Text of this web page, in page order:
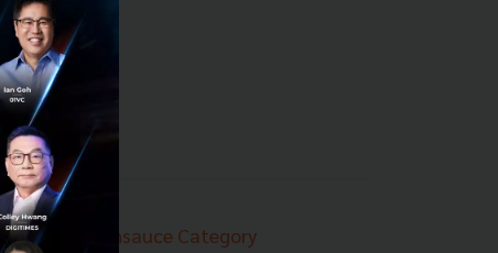
Techsauce Category